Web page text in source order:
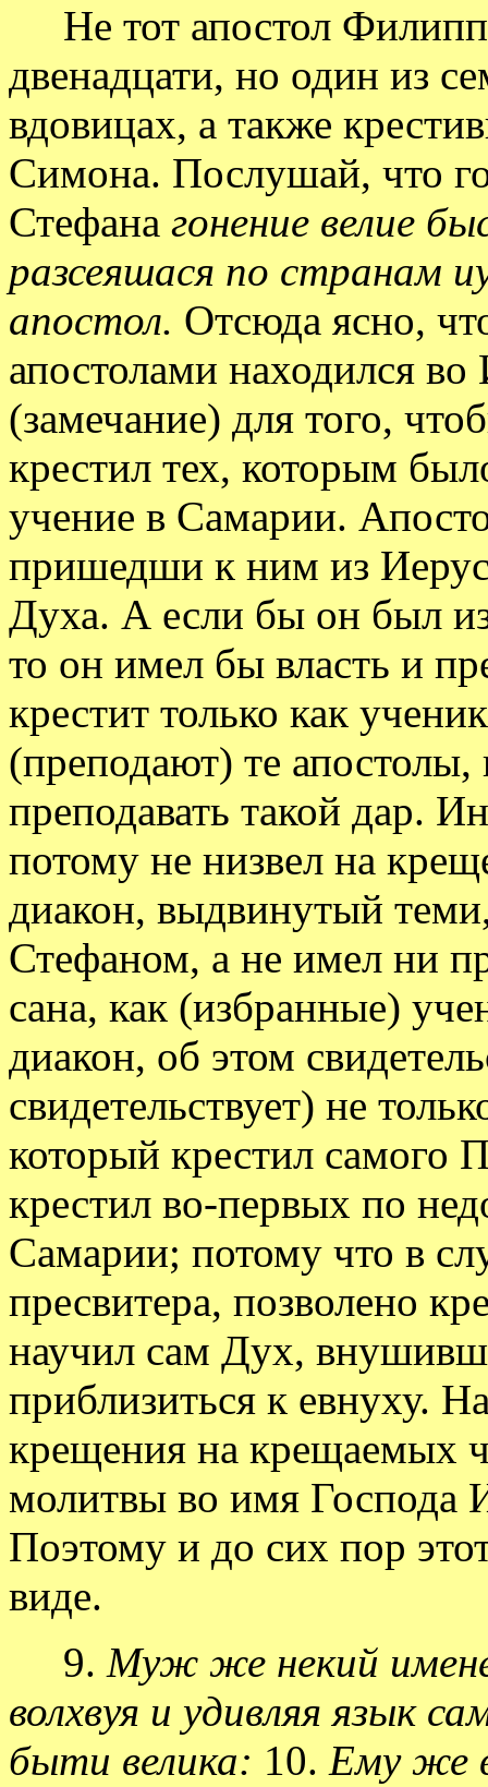
Не тот апостол
двенадцати, но один из
вдовицах, а также
Симона. Послушай, что
Стефана гонение велие
разсеяшася по странам
апостол. Отсюда ясно,
апостолами находился
(замечание) для того,
крестил тех, которым
учение в Самарии.
пришедши к ним из
Духа. А если бы он был
то он имел бы власть и
крестит только как
(преподают) те апостолы,
преподавать такой дар.
потому не низвел на
диакон, выдвинутый
Стефаном, а не имел ни
сана, как (избранные)
диакон, об этом
свидетельствует) не
который крестил самого
крестил во-первых по
Самарии; потому что в
пресвитера, позволено
научил сам Дух,
приблизиться к евнуху.
крещения на крещаемых
молитвы во имя Господа
Поэтому и до сих пор
виде.
9. Муж же некий
волхвуя и удивляя язык
быти велика: 10. Ему же